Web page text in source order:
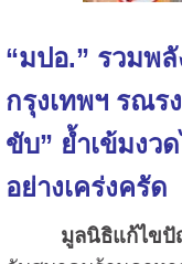
“มปอ.” รวมพ
กรุงเทพฯ รณร
ขับ” ย้ำเข้มงว
อย่างเคร่งครัด
มูลนิธิแก้ไขปั